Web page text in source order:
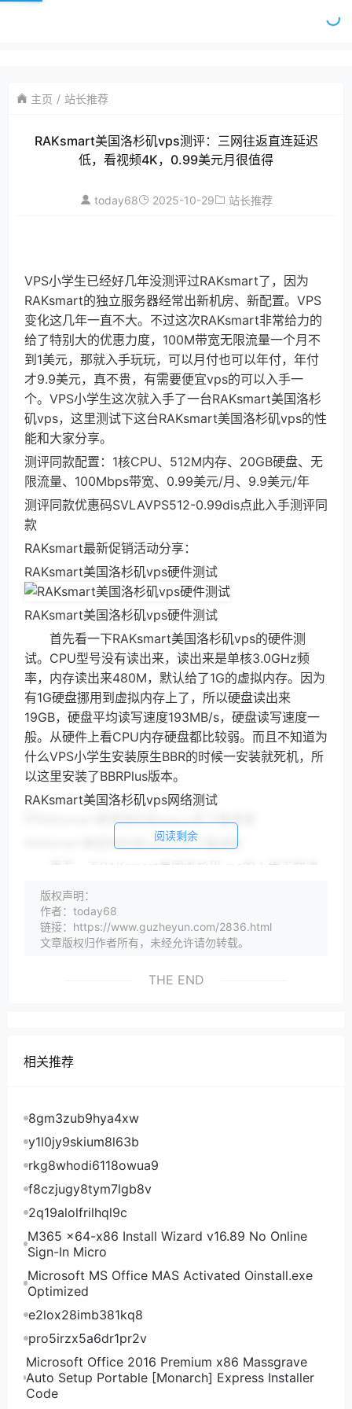
主页 站长推荐
RAKsmart美国洛杉矶vps测评：三网往返直连延迟
低，看视频4K，0.99美元月很值得
today68 2025-10-29 站长推荐
VPS小学生已经好几年没测评过RAKsmart了，因为
RAKsmart的独立服务器经常出新机房、新配置。VPS
变化这几年一直不大。不过这次RAKsmart非常给力的
给了特别大的优惠力度，100M带宽无限流量一个月不
到1美元，那就入手玩玩，可以月付也可以年付，年付
才9.9美元，真不贵，有需要便宜vps的可以入手一
个。VPS小学生这次就入手了一台RAKsmart美国洛杉
矶vps，这里测试下这台RAKsmart美国洛杉矶vps的性
能和大家分享。
测评同款配置：1核CPU、512M内存、20GB硬盘、无
限流量、100Mbps带宽、0.99美元/月、9.9美元/年
测评同款优惠码SVLAVPS512-0.99dis点此入手测评同
款
RAKsmart最新促销活动分享：
RAKsmart美国洛杉矶vps硬件测试
RAKsmart美国洛杉矶vps硬件测试
首先看一下RAKsmart美国洛杉矶vps的硬件测
试。CPU型号没有读出来，读出来是单核3.0GHz频
率，内存读出来480M，默认给了1G的虚拟内存。因为
有1G硬盘挪用到虚拟内存上了，所以硬盘读出来
19GB，硬盘平均读写速度193MB/s，硬盘读写速度一
般。从硬件上看CPU内存硬盘都比较弱。而且不知道为
什么VPS小学生安装原生BBR的时候一安装就死机，所
以这里安装了BBRPlus版本。
RAKsmart美国洛杉矶vps网络测试
RAKsmart美国洛杉矶vps上传下载速度
再看一下RAKsmart美国洛杉矶vps的上传下载速
度，可以看到三网下载速度一般都在70M，上传速度都
在80M，三网包括国外机房都比较稳定，VPS小学生感
觉是商家估计设置的，这样大家带宽都一样，省得有人
抢带宽。
迟都在180MS左右，来看看具体的三网路由：
RAKsmart美国洛杉矶vps电信回程
RAKsmart美国洛杉矶vps联通去程
RAKsmart美国洛杉矶vps联通回程
RAKsmart美国洛杉矶vps移动去程
RAKsmart美国洛杉矶vps移动回程
RAKsmart美国洛杉矶vps的三网去程回程很简
单，都是三网往返直连，经过的节点少，延迟也低，路
由非常好。
阅读剩余
版权声明：
作者：today68
链接：https://www.guzheyun.com/2836.html
文章版权归作者所有，未经允许请勿转载。
THE END
相关推荐
8gm3zub9hya4xw
y1l0jy9skium8l63b
rkg8whodi6118owua9
f8czjugy8tym7lgb8v
2q19alolfrilhql9c
M365 x64-x86 Install Wizard v16.89 No Online
Sign-In Micro
Microsoft MS Office MAS Activated Oinstall.exe
Optimized
e2lox28imb381kq8
pro5irzx5a6dr1pr2v
Microsoft Office 2016 Premium x86 Massgrave
Auto Setup Portable [Monarch] Express Installer
Code